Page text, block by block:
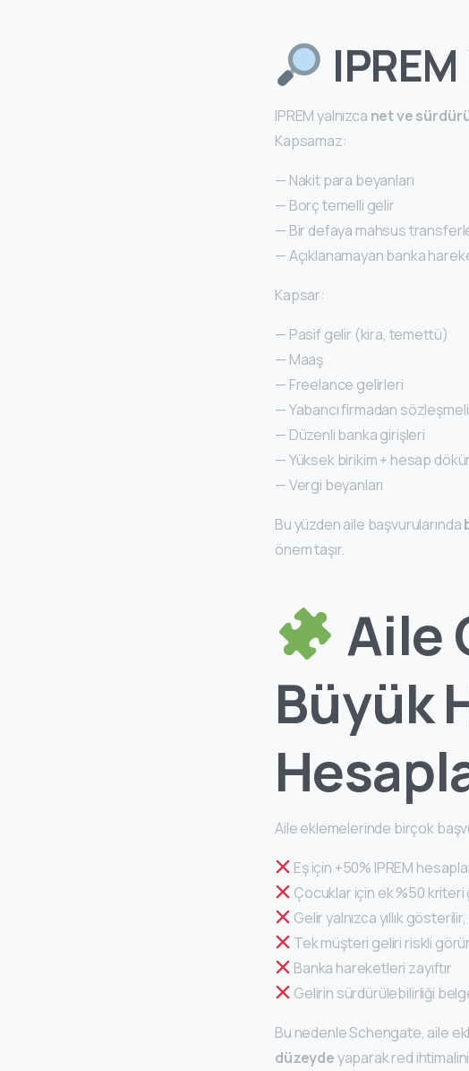
IPREM yalnızca net ve
Kapsamaz:
— Nakit para beyanları
— Borç temelli gelir
— Bir defaya mahsus
— Açıklanamayan banka
Kapsar:
— Pasif gelir (kira, temettü)
— Maaş
— Freelance gelirleri
— Yabancı firmadan
— Düzenli banka girişleri
— Yüksek birikim + hesap
— Vergi beyanları
Bu yüzden aile başvurularında
önem taşır.
Aile
Büyük
Aile eklemelerinde birçok
Eş için +50% IPREM
Çocuklar için ek %50 kriteri
Gelir yalnızca yıllık
Tek müşteri geliri riskli
Banka hareketleri zayıftır
Gelirin sürdürülebilirliği
Bu nedenle Schengate, aile
düzeydeyaparak red